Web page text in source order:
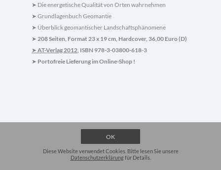
➤ Die energetische Qualität von Orten wahrnehmen
➤ Grundlagenbuch Geomantie
➤ Überblick geomantischer Landschaftsphänomene
➤ 208 Seiten, Format 23 x 19 cm, Hardcover, 36,00 Euro (D)
➤ AT-Verlag 2012, ISBN 978-3-03800-618-3
➤ Portofreie Lieferung im Online-Shop !
Diese Website verwendet Cookies. Bitte lesen Sie unsere
Datenschutzerklärungfür Details.
OK